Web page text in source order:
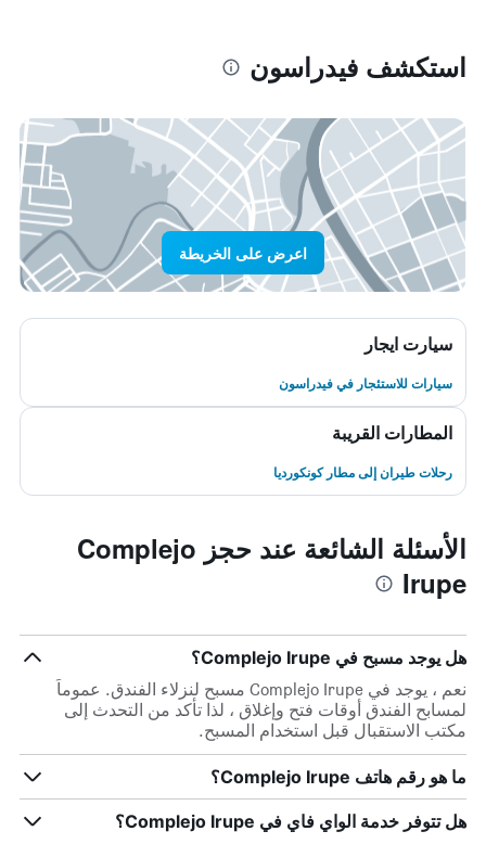
استكشف فيدراسون
اعرض على الخريطة
سيارت ايجار
سيارات للاستئجار في فيدراسون
المطارات القريبة
رحلات طيران إلى مطار كونكورديا
الأسئلة الشائعة عند حجز Complejo
Irupe
هل يوجد مسبح في Complejo Irupe؟
نعم ، يوجد في Complejo Irupe مسبح لنزلاء الفندق. عموماً
لمسابح الفندق أوقات فتح وإغلاق ، لذا تأكد من التحدث إلى
مكتب الاستقبال قبل استخدام المسبح.
ما هو رقم هاتف Complejo Irupe؟
هل تتوفر خدمة الواي فاي في Complejo Irupe؟